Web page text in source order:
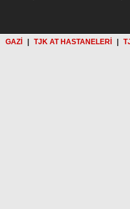
GAZİ TJK AT HASTANELERİ